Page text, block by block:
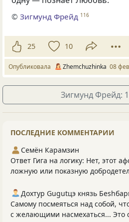
©Зигмунд Фрейд 116
25 10
Опубликовала Zhemchuzhinka 08
Зигмунд Фрейд:
ПОСЛЕДНИЕ КОММЕНТАРИИ
Семён Карамзин
Ответ Гига на логику: Нет, этот
ложную или показную
Дохтур Gugutцэ князь
Самому посмеяться над собой,
с желающими насмехаться... Это